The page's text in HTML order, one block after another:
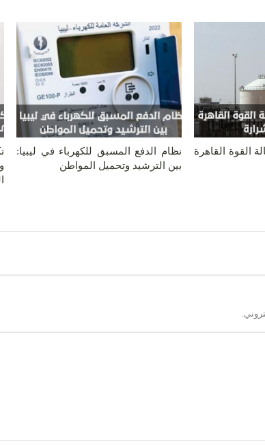
القوة القاهرة
نظام الدفع المسبق للكهرباء في ليبيا:
بين الترشيد وتحميل المواطن